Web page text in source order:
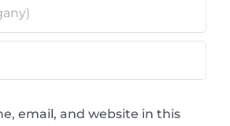
email, and website in this